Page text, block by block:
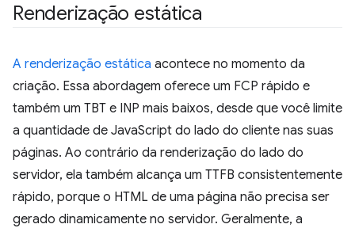
Renderização estática
A renderização estática acontece no momento da
criação. Essa abordagem oferece um FCP rápido e
também um TBT e INP mais baixos, desde que você limite
a quantidade de JavaScript do lado do cliente nas suas
páginas. Ao contrário da renderização do lado do
servidor, ela também alcança um TTFB consistentemente
rápido, porque o HTML de uma página não precisa ser
gerado dinamicamente no servidor. Geralmente, a